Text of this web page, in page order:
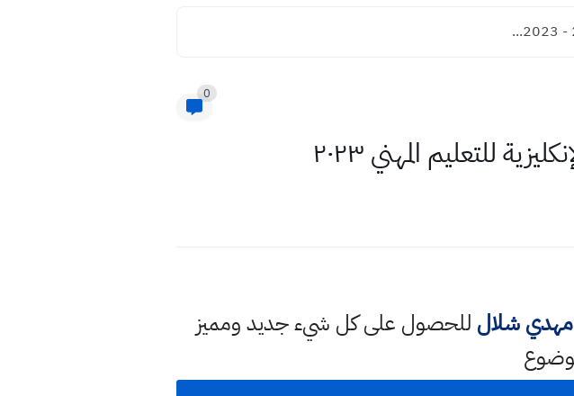
0
للتعليم المهني ٢٠٢٣
مهدي شلال للحصول على كل شيء جديد ومميز